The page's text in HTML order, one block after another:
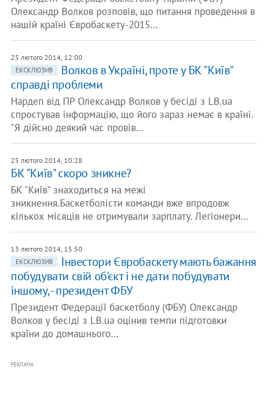
Олександр Волков розповів, що питання проведення в
нашій країні Євробаскету-2015…
25 лютого 2014, 12:00
ЕКСКЛЮЗИВ
Волков в Україні, проте у БК "Київ"
справді проблеми
Нардеп від ПР Олександр Волков у бесіді з LB.ua
спростував інформацію, що його зараз немає в країні.
"Я дійсно деякий час провів…
25 лютого 2014, 10:28
БК "Київ" скоро зникне?
БК "Київ" знаходиться на межі
зникнення.Баскетболісти команди вже впродовж
кількох місяців не отримували зарплату. Легіонери…
13 лютого 2014, 15:50
ЕКСКЛЮЗИВ
Інвестори Євробаскету мають бажання
побудувати свій об'єкт і не дати побудувати
іншому, - президент ФБУ
Президент Федерації баскетболу (ФБУ) Олександр
Волков у бесіді з LB.ua оцінив темпи підготовки
країни до домашнього…
РЕКЛАМА